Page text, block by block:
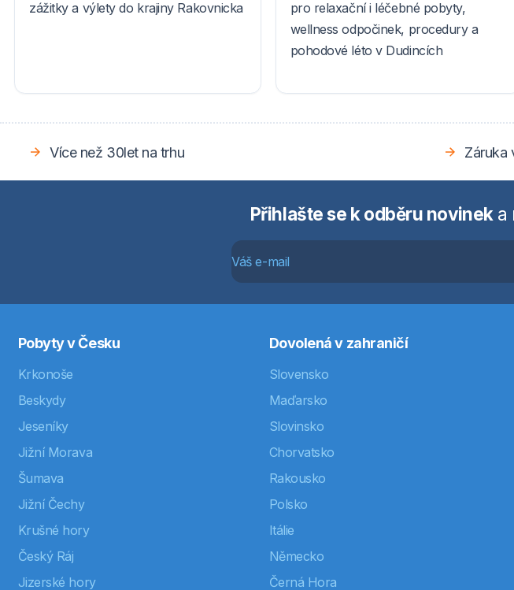
zážitky a výlety do krajiny Rakovnicka
pro relaxační i léčebné pobyty,
wellness odpočinek, procedury a
pohodové léto v Dudincích
Více než 30let na trhu Záruka
Přihlašte se k odběru novinek a
Pobyty v Česku
Krkonoše
Beskydy
Jeseníky
Jižní Morava
Šumava
Jižní Čechy
Krušné hory
Český Ráj
Jizerské hory
Dovolená v zahraničí
Slovensko
Maďarsko
Slovinsko
Chorvatsko
Rakousko
Polsko
Itálie
Německo
Černá Hora